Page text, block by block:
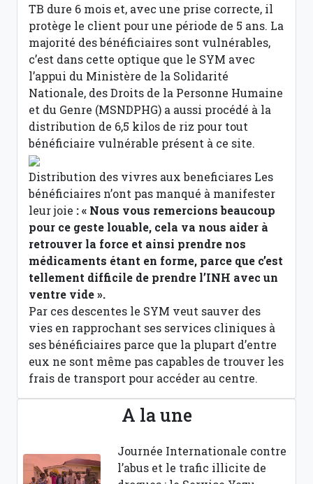
TB dure 6 mois et, avec une prise correcte, il
protège le client pour une période de 5 ans. La
majorité des bénéficiaires sont vulnérables,
c’est dans cette optique que le SYM avec
l’appui du Ministère de la Solidarité
Nationale, des Droits de la Personne Humaine
et du Genre (MSNDPHG) a aussi procédé à la
distribution de 6,5 kilos de riz pour tout
bénéficiaire vulnérable présent à ce site.
Distribution des vivres aux beneficiares Les
bénéficiaires n’ont pas manqué à manifester
leur joie : « Nous vous remercions beaucoup
pour ce geste louable, cela va nous aider à
retrouver la force et ainsi prendre nos
médicaments étant en forme, parce que c’est
tellement difficile de prendre l’INH avec un
ventre vide ».
Par ces descentes le SYM veut sauver des
vies en rapprochant ses services cliniques à
ses bénéficiaires parce que la plupart d’entre
eux ne sont même pas capables de trouver les
frais de transport pour accéder au centre.
A la une
Journée Internationale contre
l’abus et le trafic illicite de